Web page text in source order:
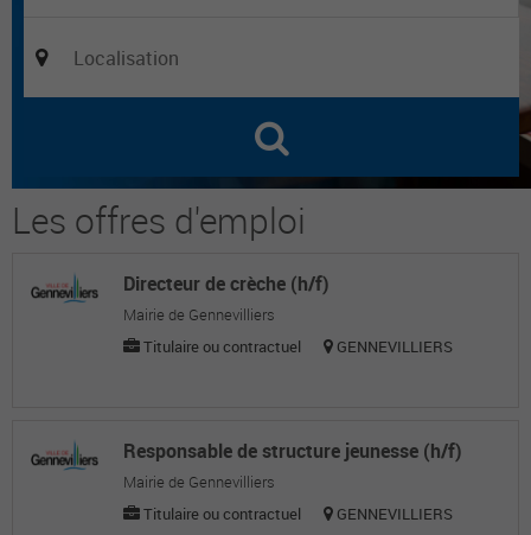
Les offres d'emploi
Directeur de crèche (h/f)
Mairie de Gennevilliers
Titulaire ou contractuel
GENNEVILLIERS
Responsable de structure jeunesse (h/f)
Mairie de Gennevilliers
Titulaire ou contractuel
GENNEVILLIERS